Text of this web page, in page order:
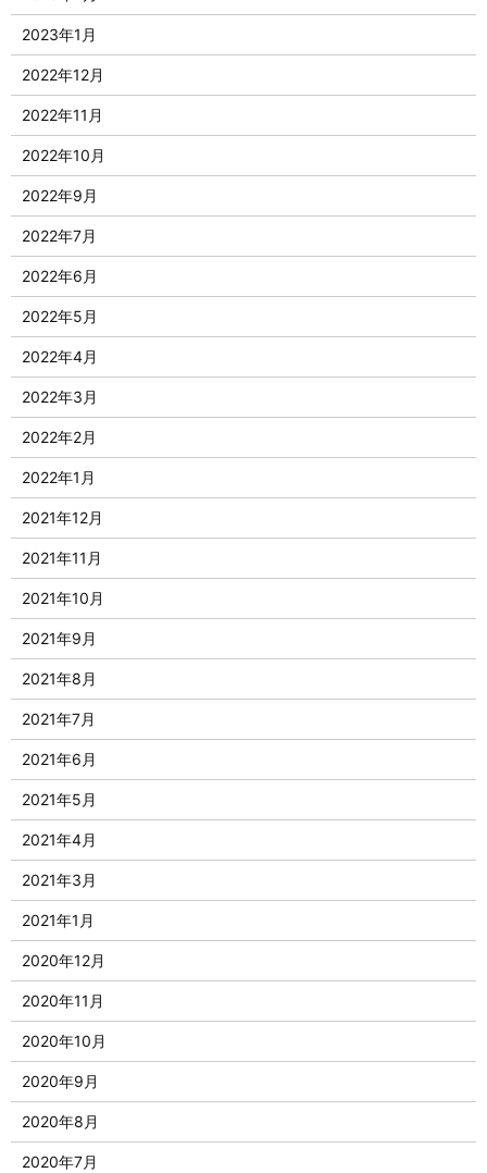
2023年1月
2022年12月
2022年11月
2022年10月
2022年9月
2022年7月
2022年6月
2022年5月
2022年4月
2022年3月
2022年2月
2022年1月
2021年12月
2021年11月
2021年10月
2021年9月
2021年8月
2021年7月
2021年6月
2021年5月
2021年4月
2021年3月
2021年1月
2020年12月
2020年11月
2020年10月
2020年9月
2020年8月
2020年7月